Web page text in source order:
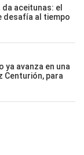
aceitunas: el
desafía al tiempo
ya avanza en una
Centurión, para